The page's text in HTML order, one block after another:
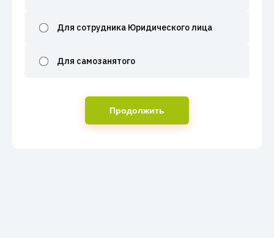
Для сотрудника Юридического лица
Для самозанятого
Продолжить